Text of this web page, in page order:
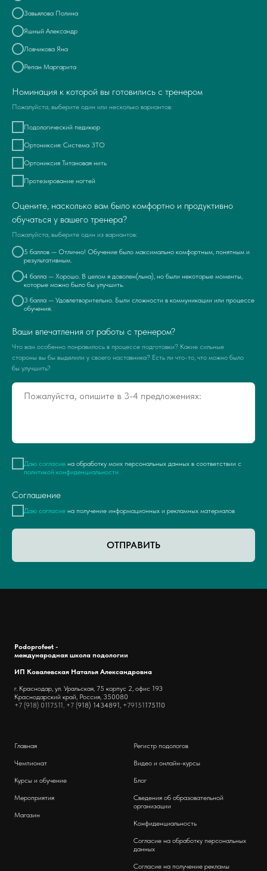
Завьялова Полина
Яшный Александр
Ловчикова Яна
Репан Маргарита
Номинация к которой вы готовились с тренером
Пожалуйста, выберите один или несколько вариантов:
Подологический педикюр
Ортониксия: Система 3ТО
Ортониксия Титановая нить
Протезирование ногтей
Оцените, насколько вам было комфортно и продуктивно
обучаться у вашего тренера?
Пожалуйста, выберите один из вариантов:
5 баллов — Отлично! Обучение было максимально комфортным, понятным и
результативным.
4 балла — Хорошо. В целом я доволен(льна), но были некоторые моменты,
которые можно было бы улучшить.
3 балла — Удовлетворительно. Были сложности в коммуникации или процессе
обучения.
Ваши впечатления от работы с тренером?
Что вам особенно понравилось в процессе подготовки? Какие сильные
стороны вы бы выделили у своего наставника? Есть ли что-то, что можно было
бы улучшить?
Даю согласие на обработку моих персональных данных в соответствии с
политикой конфиденциальности
Соглашение
Даю согласие на получение информационных и рекламных материалов
ОТПРАВИТЬ
Podoprofeet -
международная школа подологии
ИП Ковалевская Наталья Александровна
г. Краснодар, ул. Уральская, 75 корпус 2, офис 193
Краснодарский край, Россия, 350080
+7 (918) 0117511, +7 (918) 1434891, +79151175110
Главная
Чемпионат
Курсы и обучение
Мероприятия
Магазин
Регистр подологов
Видео и онлайн-курсы
Блог
Сведения об образовательной
организации
Конфиденциальность
Согласие на обработку персональных
данных
Согласие на получение рекламы